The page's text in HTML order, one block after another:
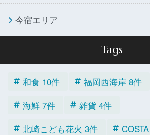
今宿エリア
Tags
和食 10件 福岡西海岸 8件
海鮮 7件
雑貨 4件
北崎こども花火 3件